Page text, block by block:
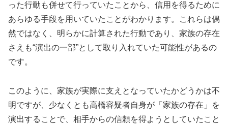
った行動も併せて行っていたことから、信用を得るために
あらゆる手段を用いていたことがわかります。これらは偶
然ではなく、明らかに計算された行動であり、家族の存在
さえも“演出の一部”として取り入れていた可能性があるの
です。
このように、家族が実際に支えとなっていたかどうかは不
明ですが、少なくとも高橋容疑者自身が「家族の存在」を
演出することで、相手からの信頼を得ようとしていたこと